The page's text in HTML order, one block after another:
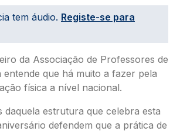
tem áudio. Registe-se para
da Associação de Professores de
entende que há muito a fazer pela
física a nível nacional.
daquela estrutura que celebra esta
defendem que a prática de